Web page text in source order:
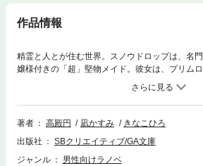
作品情報
精霊と人とが住む世界。スノウドロップは、名
嬢様付きの「超」堅物メイド。彼女は、プリム
様一筋に生きてきた。ある日、年に一度の精霊
決めるためのコンクールが開催された。優勝す
許可され、神曲楽士への道が開かれる。幼い頃
たプリムローズは、見事に優勝を果たし、学院
て彼女もまた神曲楽士として学院へ通うことと
を待ち受ける運命はいかに!? ※電子版は文庫版
著者 高殿円 凪かすみ
きなこひろ
出版社
SBクリエイティブ/GA文庫
ジャンル
男性向けラノベ